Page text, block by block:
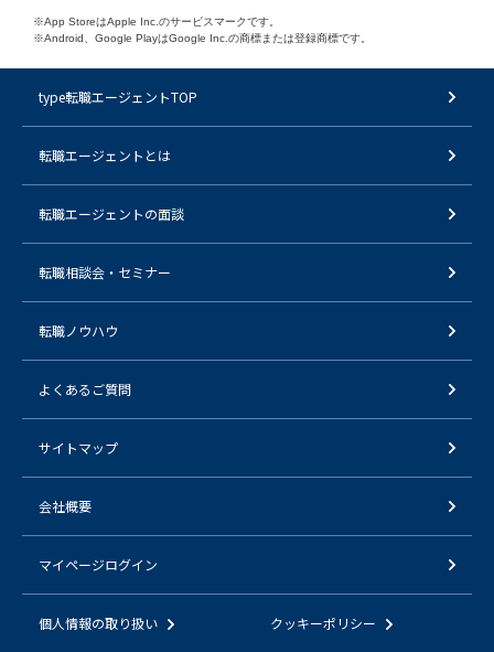
※App StoreはApple Inc.のサービスマークです。
※Android、Google PlayはGoogle Inc.の商標または登録商標です。
type転職エージェントTOP
転職エージェントとは
転職エージェントの面談
転職相談会・セミナー
転職ノウハウ
よくあるご質問
サイトマップ
会社概要
マイページログイン
個人情報の取り扱い クッキーポリシー